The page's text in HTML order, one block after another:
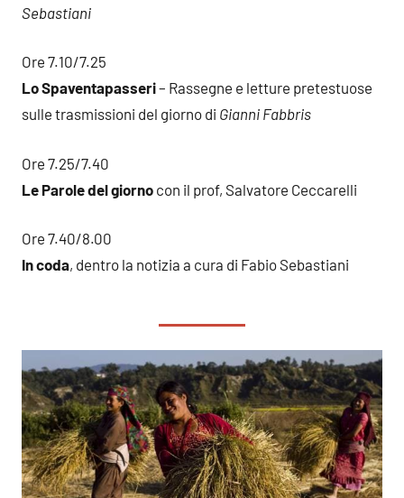
Sebastiani
Ore 7.10/7.25
Lo Spaventapasseri– Rassegne e letture pretestuose
sulle trasmissioni del giorno di Gianni Fabbris
Ore 7.25/7.40
Le Parole del giorno con il prof, Salvatore Ceccarelli
Ore 7.40/8.00
In coda, dentro la notizia a cura di Fabio Sebastiani